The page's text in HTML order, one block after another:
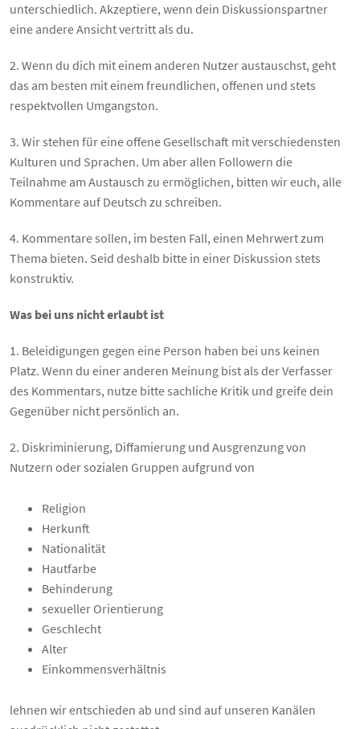
unterschiedlich. Akzeptiere, wenn dein Diskussionspartner
eine andere Ansicht vertritt als du.
2. Wenn du dich mit einem anderen Nutzer austauschst, geht
das am besten mit einem freundlichen, offenen und stets
respektvollen Umgangston.
3. Wir stehen für eine offene Gesellschaft mit verschiedensten
Kulturen und Sprachen. Um aber allen Followern die
Teilnahme am Austausch zu ermöglichen, bitten wir euch, alle
Kommentare auf Deutsch zu schreiben.
4. Kommentare sollen, im besten Fall, einen Mehrwert zum
Thema bieten. Seid deshalb bitte in einer Diskussion stets
konstruktiv.
Was bei uns nicht erlaubt ist
1. Beleidigungen gegen eine Person haben bei uns keinen
Platz. Wenn du einer anderen Meinung bist als der Verfasser
des Kommentars, nutze bitte sachliche Kritik und greife dein
Gegenüber nicht persönlich an.
2. Diskriminierung, Diffamierung und Ausgrenzung von
Nutzern oder sozialen Gruppen aufgrund von
Religion
Herkunft
Nationalität
Hautfarbe
Behinderung
sexueller Orientierung
Geschlecht
Alter
Einkommensverhältnis
lehnen wir entschieden ab und sind auf unseren Kanälen